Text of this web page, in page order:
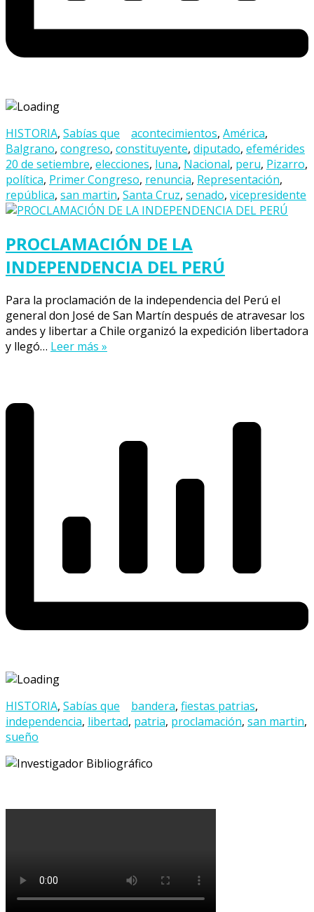
HISTORIA, Sabías que acontecimientos, América,
Balgrano, congreso, constituyente, diputado, efemérides
20 de setiembre, elecciones, luna, Nacional, peru, Pizarro,
política, Primer Congreso, renuncia, Representación,
república, san martin, Santa Cruz, senado, vicepresidente
PROCLAMACIÓN DE LA
INDEPENDENCIA DEL PERÚ
Para la proclamación de la independencia del Perú el
general don José de San Martín después de atravesar los
andes y libertar a Chile organizó la expedición libertadora
y llegó… Leer más »
HISTORIA, Sabías que bandera, fiestas patrias,
independencia, libertad, patria, proclamación, san martin,
sueño